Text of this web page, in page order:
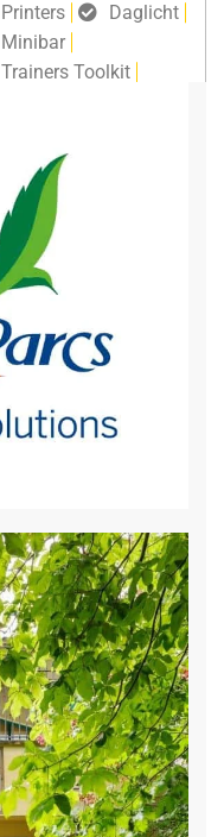
Printers
Daglicht
Minibar
Trainers Toolkit